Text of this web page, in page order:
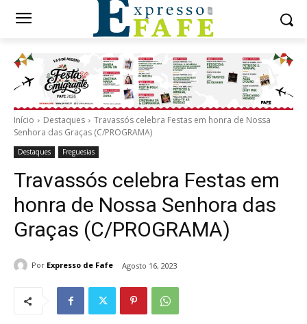
Início Destaques
Travassós celebra Festas em honra de Nossa
Senhora das Graças (C/PROGRAMA)
Destaques Freguesias
Travassós celebra Festas em
honra de Nossa Senhora das
Graças (C/PROGRAMA)
Por Expresso de Fafe Agosto 16, 2023